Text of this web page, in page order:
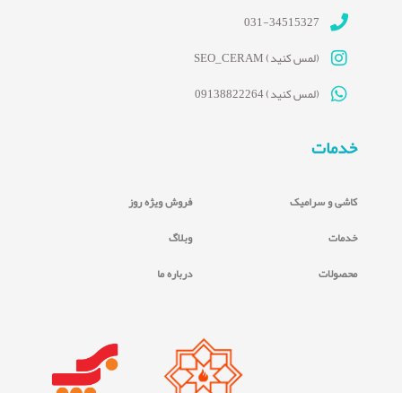
031-34515327
(لمس کنید) SEO_CERAM
(لمس کنید) 09138822264
خدمات
کاشی و سرامیک
خدمات
محصولات
فروش ویژه روز
وبلاگ
درباره ما